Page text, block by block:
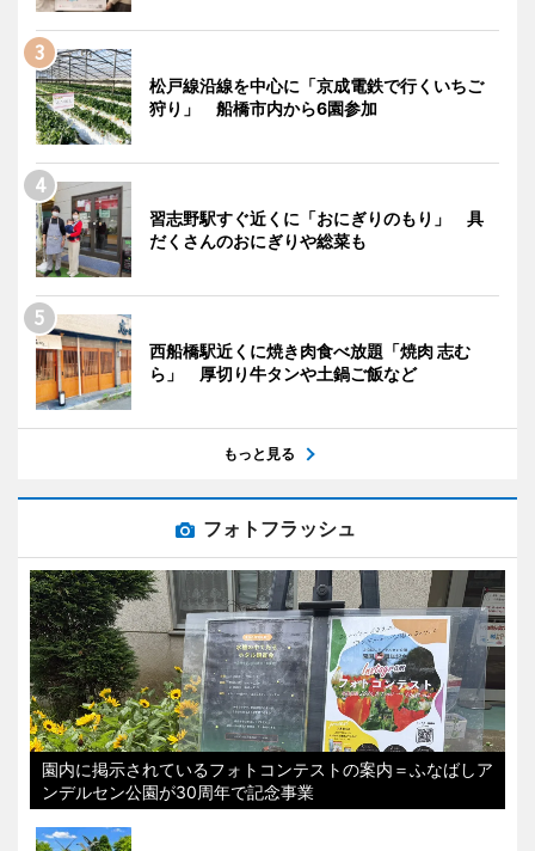
松戸線沿線を中心に「京成電鉄で行くいちご
狩り」 船橋市内から6園参加
習志野駅すぐ近くに「おにぎりのもり」 具
だくさんのおにぎりや総菜も
西船橋駅近くに焼き肉食べ放題「焼肉 志む
ら」 厚切り牛タンや土鍋ご飯など
もっと見る
フォトフラッシュ
園内に掲示されているフォトコンテストの案内＝ふなばしア
ンデルセン公園が30周年で記念事業